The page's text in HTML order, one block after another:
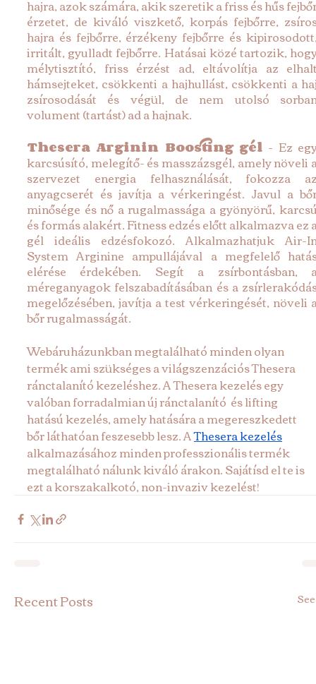
hajra, azok számára, akik szeretik a friss és hűs
érzetet, de kiváló viszkető, korpás fejbőrre,
hajra és fejbőrre, érzékeny fejbőrre és
irritált, gyulladt fejbőrre. Hatásai közé tartozik,
mélytisztító, friss érzést ad, eltávolítja az
hámsejteket, csökkenti a hajhullást, csökkenti a
zsírosodását és végül, de nem utolsó
volument (tartást) ad a hajnak.
Thesera Arginin Boosting gél - Ez
karcsúsító, melegítő- és masszázsgél, amely növeli
szervezet energia felhasználását, fokozza
anyagcserét és javítja a vérkeringést. Javul a
minősége és nő a rugalmassága a gyönyörű,
és formás alakért. Fitness edzés előtt alkalmazva ez
gél ideális edzésfokozó. Alkalmazhatjuk Air-
System Arginine ampullájával a megfelelő
elérése érdekében. Segít a zsírbontásban,
méreganyagok felszabadításában és a
megelőzésében, javítja a test vérkeringését, növeli
bőr rugalmasságát.
Webáruházunkban megtalálható minden olyan
termék ami szükséges a világszenzációs Thesera
ránctalanító kezeléshez. A Thesera kezelés egy
valóban forradalmian új ránctalanító  és lifting
hatású kezelés, amely hatására a megereszkedett
bőr láthatóan feszesebb lesz. A Thesera kezelés
alkalmazásához minden professzionális termék
megtalálható nálunk kiváló árakon. Sajátísd el te is
ezt a korszakalkotó, non-invaziv kezelést!
Recent Posts